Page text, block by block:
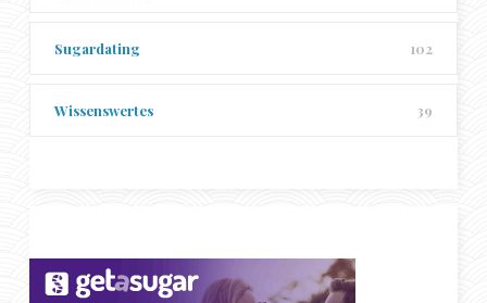
Sugardating 102
Wissenswertes 39